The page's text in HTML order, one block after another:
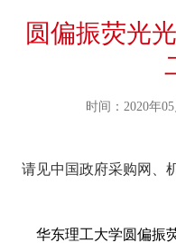
圆偏振荧光
时间：2020年
请见中国政府采购网、
华东理工大学圆偏振